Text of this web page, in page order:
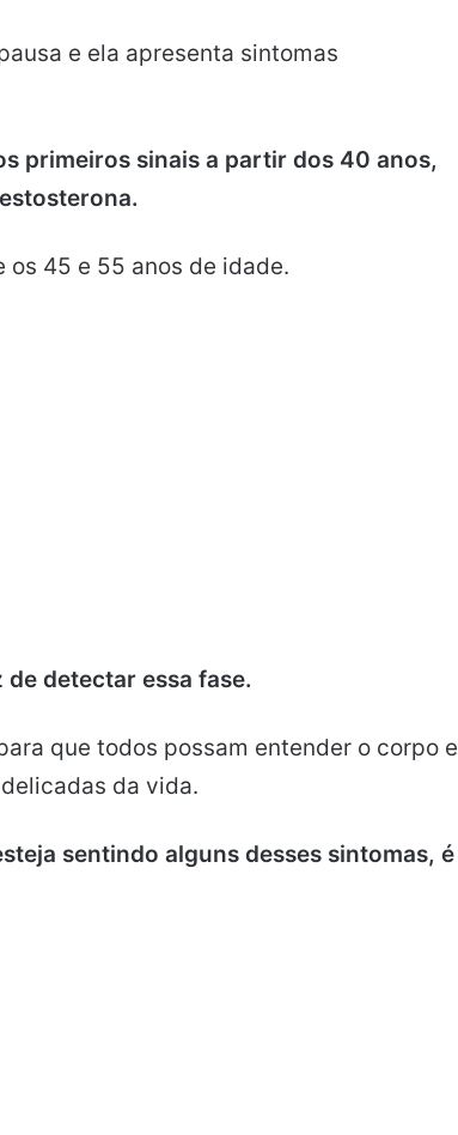
e ela apresenta sintomas
primeiros sinais a partir dos 40 anos,
os 45 e 55 anos de idade.
de detectar essa fase.
que todos possam entender o corpo e
da vida.
sentindo alguns desses sintomas, é